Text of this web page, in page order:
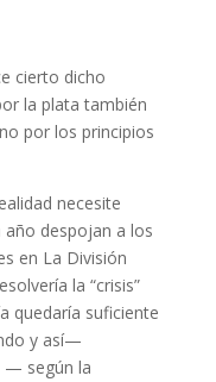
cierto dicho
la plata también
por los principios
necesite
despojan a los
en La División
la “crisis”
quedaría suficiente
y así—
— según la